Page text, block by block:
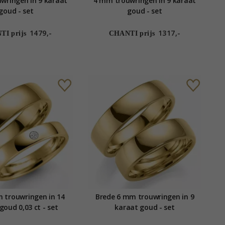
- set
prijs 1479,-
goud - set
CHANTI prijs 1317,-
trouwringen in 14
0,03 ct - set
Brede 6 mm trouwringen in 9
karaat goud - set